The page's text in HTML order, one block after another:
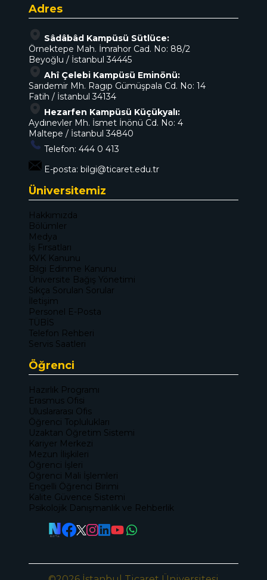
Adres
Sâdâbâd Kampüsü Sütlüce:
Örnektepe Mah. İmrahor Cad. No: 88/2
Beyoğlu / İstanbul 34445
Ahî Çelebi Kampüsü Eminönü:
Sarıdemir Mh. Ragıp Gümüşpala Cd. No: 14
Fatih / İstanbul 34134
Hezarfen Kampüsü Küçükyalı:
Aydınevler Mh. İsmet İnönü Cd. No: 4
Maltepe / İstanbul 34840
Telefon: 444 0 413
E-posta: bilgi@ticaret.edu.tr
Üniversitemiz
Hakkımızda
Bölümler
Medya
İş Fırsatları
KVK Kanunu
Bilgi Edinme Kanunu
Üniversite Bağış Yönetimi
Sıkça Sorulan Sorular
İletişim
Personel E-Posta
TÜBİS
Telefon Rehberi
Servis Saatleri
Öğrenci
Hazırlık Programı
Erasmus Ofisi
Uluslararası Ofis
Öğrenci Toplulukları
Uzaktan Öğretim Sistemi
Kariyer Merkezi
Mezun İlişkileri
Öğrenci İşleri
Öğrenci Mali İşlemleri
Engelli Öğrenci Birimi
Kalite Güvence Sistemi
Psikolojik Danışmanlık ve Rehberlik